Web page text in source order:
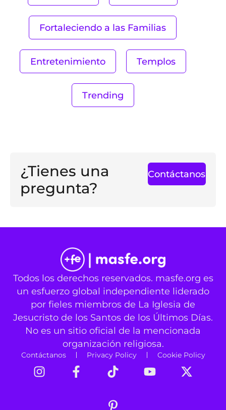
Fortaleciendo a las Familias
Entretenimiento Templos
Trending
¿Tienes una
pregunta?
Contáctanos
Todos los derechos reservados. masfe.org es
un esfuerzo global independiente liderado
por fieles miembros de La Iglesia de
Jesucristo de los Santos de los Últimos Días.
No es un sitio oficial de la mencionada
organización religiosa.
Contáctanos Privacy Policy Cookie Policy